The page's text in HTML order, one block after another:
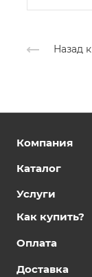
Назад
Компания
Каталог
Услуги
Как купить?
Оплата
Доставка